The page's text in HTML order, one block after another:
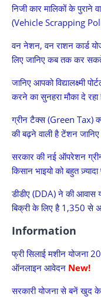
निजी कार मालिकों के पुराने
(Vehicle Scrapping
वन नेशन, वन राशन कार्ड
लिए जानिए कब तक कर
जानिए आपको विद्यालक्ष्मी
करने का सुनहरा मौका दे रहा
ग्रीन टैक्स (Green Tax)
की बढ़ने वाली है टेंशन
सरकार की नई ऑपरेशन
किसान भाइयो को बहुत
डीडीए (DDA) ने की आवास
बिक्री के लिए है 1,350
Information
फ्री सिलाई मशीन योजना
ऑनलाइन आवेदन New!
सरकारी योजना से बनें खुद